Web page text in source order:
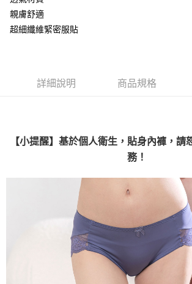
每筆NT$60，滿NT$999(含以上)免運費
付款後7-11取貨
親膚舒適
超細纖維緊密服貼
詳細說明 商品規格
【小提醒】基於個人衛生，貼身內褲，請
務！